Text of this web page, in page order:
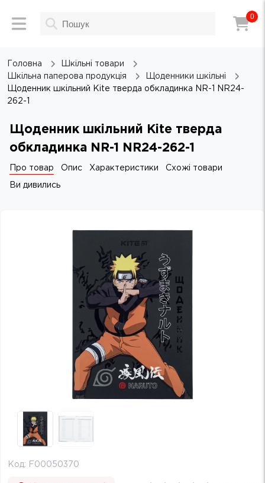
0
Головна
Шкільні товари
Шкільна паперова продукція
Щоденники шкільні
Щоденник шкільний Kite тверда обкладинка NR-1 NR24-
262-1
Щоденник шкільний Kite тверда
обкладинка NR-1 NR24-262-1
Про товар Опис Характеристики Схожі товари
Ви дивились
Код: F00050370